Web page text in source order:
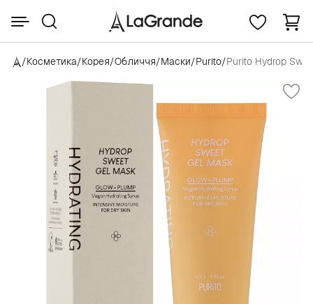
/Косметика/Корея/Обличчя/Маски/Purito/Purito Hydrop